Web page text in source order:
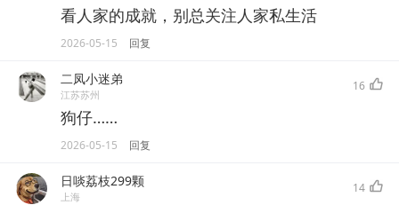
看人家的成就，别总关注人家私生活
2026-05-15 回复
二凤小迷弟
江苏苏州
16
狗仔……
2026-05-15 回复
日啖荔枝299颗
上海
14